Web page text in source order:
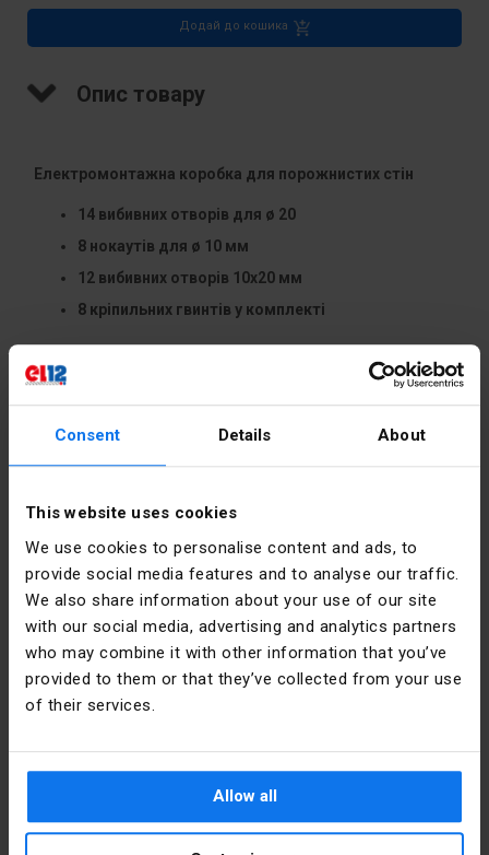
Consent Details About
This website uses cookies
We use cookies to personalise content and ads, to
provide social media features and to analyse our traffic.
We also share information about your use of our site
with our social media, advertising and analytics partners
who may combine it with other information that you’ve
provided to them or that they’ve collected from your use
of their services.
Allow all
Додай до кошика
Опис товару
Електромонтажна коробка для порожнистих стін
14 вибивних отворів для ø 20
8 нокаутів для ø 10 мм
12 вибивних отворів 10x20 мм
8 кріпильних гвинтів у комплекті
Глибина
46
Колір Синій
Форма Овальний
Матеріал Поліамід
Монтаж
Кришка Ні
гіпсокартону
Інформація про виробника
Виробник
II 33 Polska